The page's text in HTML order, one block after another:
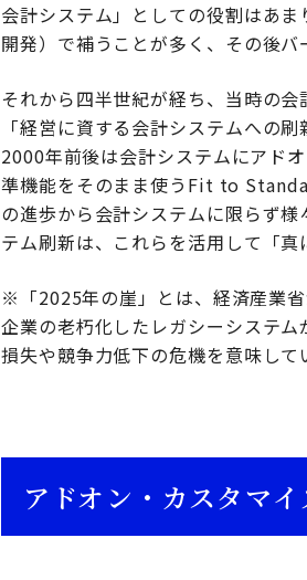
会計システム」としての役割はあ
開発）で補うことが多く、その後
それから四半世紀が経ち、当時の
「経営に資する会計システムへの
2000年前後は会計システムにアド
準機能をそのまま使うFit to
の進歩から会計システムに限らず
テム刷新は、これらを活用して「
※「2025年の崖」とは、経済産業
企業の老朽化したレガシーシステ
損失や競争力低下の危機を意味して
アドオン・カスタマ